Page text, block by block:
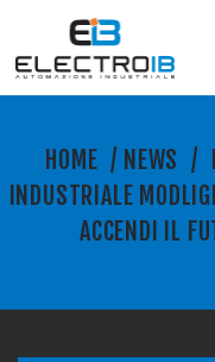
HOME / NEWS /
INDUSTRIALE
ACCENDI IL